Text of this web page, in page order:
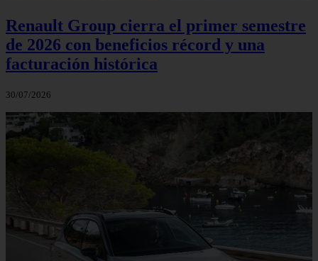
Renault Group cierra el primer semestre
de 2026 con beneficios récord y una
facturación histórica
30/07/2026